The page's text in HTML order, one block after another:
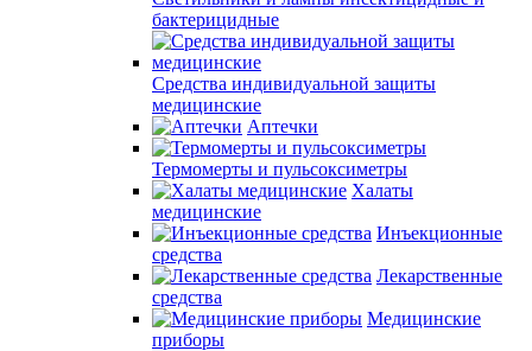
бактерицидные
Средства индивидуальной защиты
медицинские
Аптечки
Термомерты и пульсоксиметры
Халаты
медицинские
Инъекционные
средства
Лекарственные
средства
Медицинские
приборы